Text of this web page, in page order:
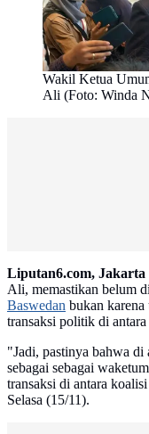
Wakil Ketua
Ali (Foto: Winda
Liputan6.com, Jakarta
Ali, memastikan belum
Baswedan bukan
transaksi politik di antara
"Jadi, pastinya bahwa di
sebagai sebagai waketum
transaksi di antara
Selasa (15/11).